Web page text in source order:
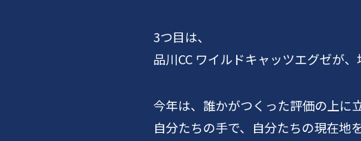
3つ目は、
品川CC ワイルドキャッツエグゼが
今年は、誰かがつくった評価の上に
自分たちの手で、自分たちの現在地